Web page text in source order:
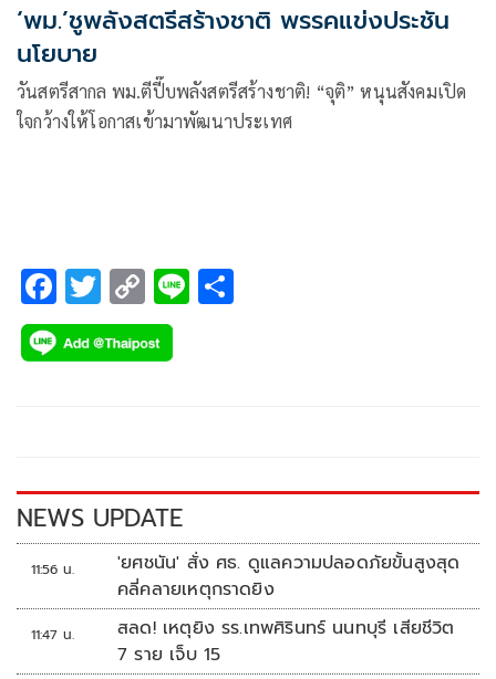
‘พม.’ชูพลังสตรีสร้างชาติ พรรคแข่งประชัน
นโยบาย
วันสตรีสากล พม.ตีปี๊บพลังสตรีสร้างชาติ! “จุติ” หนุนสังคมเปิด
ใจกว้างให้โอกาสเข้ามาพัฒนาประเทศ
F
ac
e
k
T
wi
tt
C
o
p
k
Li
NEWS UPDATE
11:56 น.
'ยศชนัน' สั่ง ศธ. ดูแลความปลอดภัยขั้นสูงสุด
คลี่คลายเหตุกราดยิง
11:47 น.
สลด! เหตุยิง รร.เทพศิรินทร์ นนทบุรี เสียชีวิต
7 ราย เจ็บ 15